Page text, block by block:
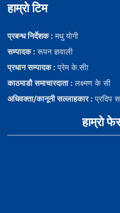
हाम्राे टिम
प्रबन्ध निर्देशक :मधु याेगी
सम्पादक :रूपन ज्ञवाली
प्रधान सम्पादक :प्रेम के.सीा
काठमाडौ समाचारदाता :लक्ष्मण के सी
अधिवक्ता/कानूनी सल्लाहकार :प्रदिप
हाम्राे